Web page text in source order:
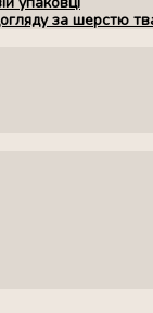
за шерстю